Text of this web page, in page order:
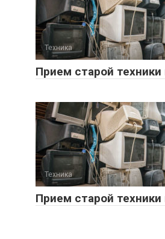
Техника
Прием старой техники
Техника
Прием старой